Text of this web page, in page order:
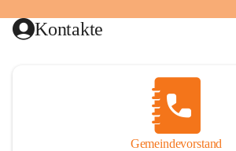
Kontakte
Gemeindevorstand